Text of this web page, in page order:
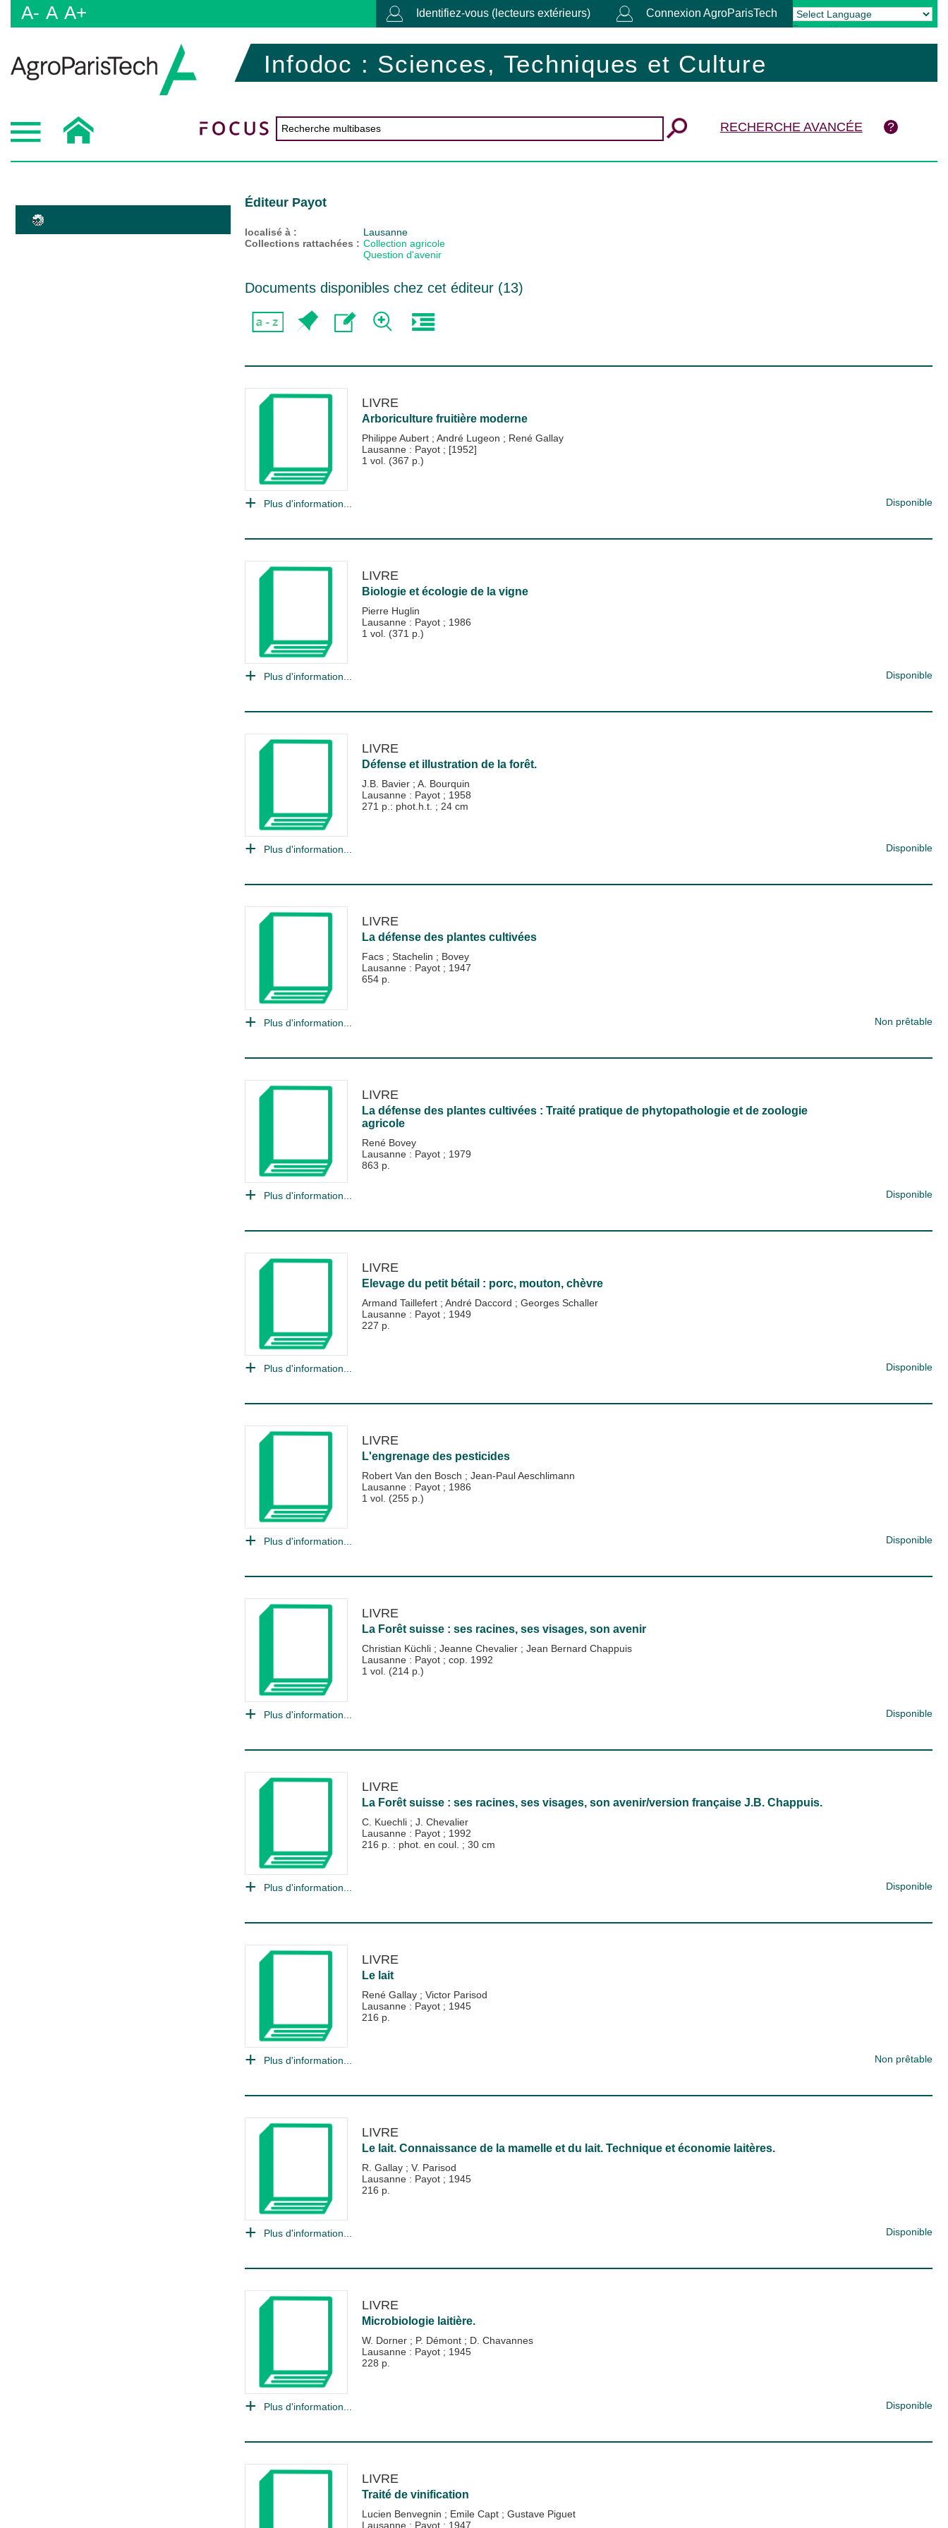
A- A A+ Identifiez-vous (lecteurs extérieurs) Connexion AgroParisTech
Powered by Translate
Infodoc : Sciences, Techniques et Culture
RECHERCHE AVANCÉE
Éditeur Payot
localisé à :
Lausanne
Collections rattachées : Collection agricole
Question d'avenir
Documents disponibles chez cet éditeur (13)
LIVRE
Arboriculture fruitière moderne
Philippe Aubert ; André Lugeon ; René Gallay
Lausanne : Payot ; [1952]
1 vol. (367 p.)
Plus d'information... Disponible
LIVRE
Biologie et écologie de la vigne
Pierre Huglin
Lausanne : Payot ; 1986
1 vol. (371 p.)
Plus d'information... Disponible
LIVRE
Défense et illustration de la forêt.
J.B. Bavier ; A. Bourquin
Lausanne : Payot ; 1958
271 p.: phot.h.t. ; 24 cm
Plus d'information... Disponible
LIVRE
La défense des plantes cultivées
Facs ; Stachelin ; Bovey
Lausanne : Payot ; 1947
654 p.
Plus d'information... Non prêtable
LIVRE
La défense des plantes cultivées : Traité pratique de phytopathologie et de zoologie
agricole
René Bovey
Lausanne : Payot ; 1979
863 p.
Plus d'information... Disponible
LIVRE
Elevage du petit bétail : porc, mouton, chèvre
Armand Taillefert ; André Daccord ; Georges Schaller
Lausanne : Payot ; 1949
227 p.
Plus d'information... Disponible
LIVRE
L'engrenage des pesticides
Robert Van den Bosch ; Jean-Paul Aeschlimann
Lausanne : Payot ; 1986
1 vol. (255 p.)
Plus d'information... Disponible
LIVRE
La Forêt suisse : ses racines, ses visages, son avenir
Christian Küchli ; Jeanne Chevalier ; Jean Bernard Chappuis
Lausanne : Payot ; cop. 1992
1 vol. (214 p.)
Plus d'information... Disponible
LIVRE
La Forêt suisse : ses racines, ses visages, son avenir/version française J.B. Chappuis.
C. Kuechli ; J. Chevalier
Lausanne : Payot ; 1992
216 p. : phot. en coul. ; 30 cm
Plus d'information... Disponible
LIVRE
Le lait
René Gallay ; Victor Parisod
Lausanne : Payot ; 1945
216 p.
Plus d'information... Non prêtable
LIVRE
Le lait. Connaissance de la mamelle et du lait. Technique et économie laitères.
R. Gallay ; V. Parisod
Lausanne : Payot ; 1945
216 p.
Plus d'information... Disponible
LIVRE
Microbiologie laitière.
W. Dorner ; P. Démont ; D. Chavannes
Lausanne : Payot ; 1945
228 p.
Plus d'information... Disponible
LIVRE
Traité de vinification
Lucien Benvegnin ; Emile Capt ; Gustave Piguet
Lausanne : Payot ; 1947